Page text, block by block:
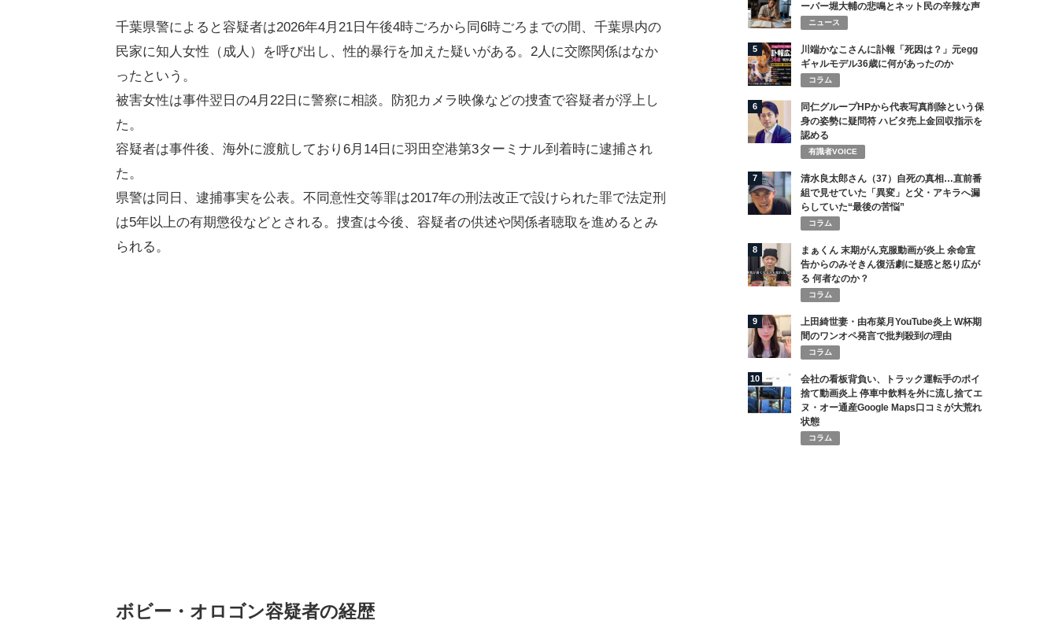
千葉県警によると容疑者は2026年4月21日午後4時ごろから同6時ごろまでの間、千葉県内の
民家に知人女性（成人）を呼び出し、性的暴行を加えた疑いがある。2人に交際関係はなか
ったという。
被害女性は事件翌日の4月22日に警察に相談。防犯カメラ映像などの捜査で容疑者が浮上し
た。
容疑者は事件後、海外に渡航しており6月14日に羽田空港第3ターミナル到着時に逮捕され
た。
県警は同日、逮捕事実を公表。不同意性交等罪は2017年の刑法改正で設けられた罪で法定刑
は5年以上の有期懲役などとされる。捜査は今後、容疑者の供述や関係者聴取を進めるとみ
られる。
ボビー・オロゴン容疑者の経歴
ーパー堀大輔の悲鳴とネット民の辛辣な声
ニュース
5
川端かなこさんに訃報「死因は？」元egg
ギャルモデル36歳に何があったのか
コラム
6
同仁グループHPから代表写真削除という保
身の姿勢に疑問符 ハビタ売上金回収指示を
認める
有識者VOICE
7
清水良太郎さん（37）自死の真相…直前番
組で見せていた「異変」と父・アキラへ漏
らしていた“最後の苦悩”
コラム
8
まぁくん 末期がん克服動画が炎上 余命宣
告からのみそきん復活劇に疑惑と怒り広が
る 何者なのか？
コラム
9
上田綺世妻・由布菜月YouTube炎上 W杯期
間のワンオペ発言で批判殺到の理由
コラム
10
会社の看板背負い、トラック運転手のポイ
捨て動画炎上 停車中飲料を外に流し捨てエ
ヌ・オー通産Google Maps口コミが大荒れ
状態
コラム